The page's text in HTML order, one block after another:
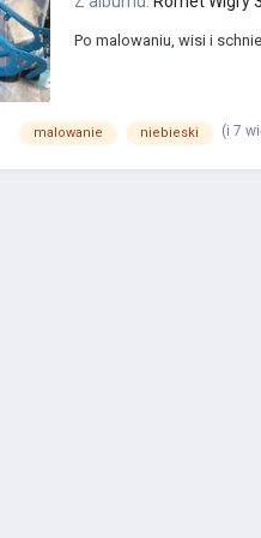
Po malowaniu, wisi i schnie
malowanie niebieski (i 7